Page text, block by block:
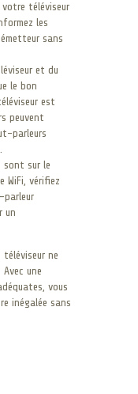
téléviseur
les
sans
et du
le bon
est
peuvent
parleurs
sont sur le
WiFi, vérifiez
parleur
un
téléviseur ne
une
vous
inégalée sans